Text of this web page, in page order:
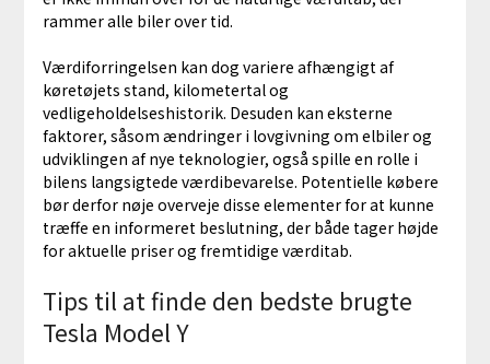
rammer alle biler over tid.
Værdiforringelsen kan dog variere afhængigt af
køretøjets stand, kilometertal og
vedligeholdelseshistorik. Desuden kan eksterne
faktorer, såsom ændringer i lovgivning om elbiler og
udviklingen af nye teknologier, også spille en rolle i
bilens langsigtede værdibevarelse. Potentielle købere
bør derfor nøje overveje disse elementer for at kunne
træffe en informeret beslutning, der både tager højde
for aktuelle priser og fremtidige værditab.
Tips til at finde den bedste brugte
Tesla Model Y